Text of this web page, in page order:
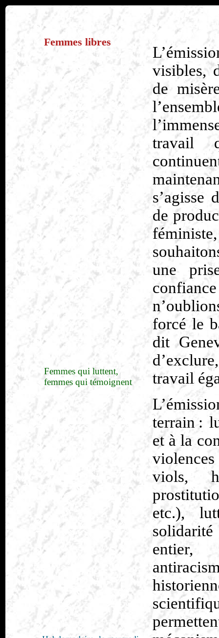
Femmes libres
visibles,
de
travail
s’agisse
de
une
forcé le
dit
travail
terrain :
et à la
viols,
etc.),
entier,
Femmes qui luttent,
femmes qui témoignent